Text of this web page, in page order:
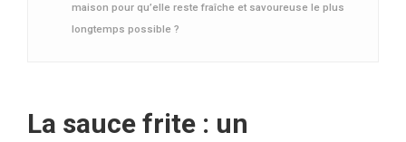
maison pour qu’elle reste fraîche et savoureuse le plus
longtemps possible ?
La sauce frite : un